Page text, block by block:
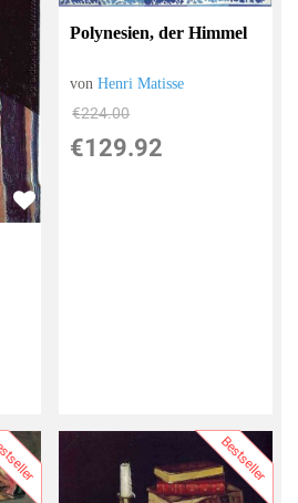
Polynesien, der Himmel
vonHenri Matisse
€224.00
€129.92
Bestseller